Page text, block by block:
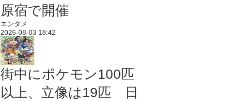
原宿で開催
エンタメ
2026-08-03 18:42
街中にポケモン100匹
以上、立像は19匹 日